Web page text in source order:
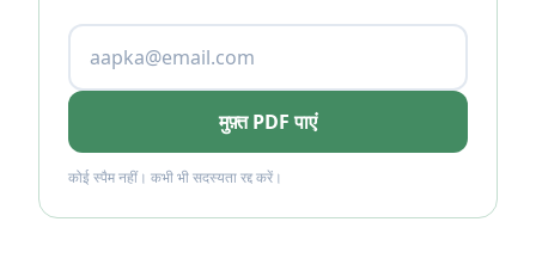
मुफ़्त PDF पाएं
कोई स्पैम नहीं। कभी भी सदस्यता रद्द करें।